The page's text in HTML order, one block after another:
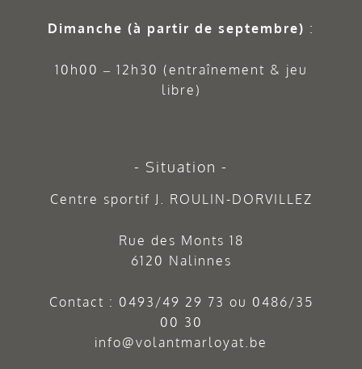
Dimanche (à partir de septembre) :
10h00 – 12h30 (entraînement & jeu
libre)
Situation
Centre sportif J. ROULIN-DORVILLEZ
Rue des Monts 18
6120 Nalinnes
Contact : 0493/49 29 73 ou 0486/35
00 30
info@volantmarloyat.be